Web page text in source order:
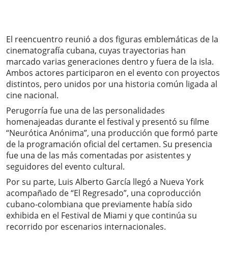
El reencuentro reunió a dos figuras emblemáticas de la
cinematografía cubana, cuyas trayectorias han
marcado varias generaciones dentro y fuera de la isla.
Ambos actores participaron en el evento con proyectos
distintos, pero unidos por una historia común ligada al
cine nacional.
Perugorría fue una de las personalidades
homenajeadas durante el festival y presentó su filme
“Neurótica Anónima”, una producción que formó parte
de la programación oficial del certamen. Su presencia
fue una de las más comentadas por asistentes y
seguidores del evento cultural.
Por su parte, Luis Alberto García llegó a Nueva York
acompañado de “El Regresado”, una coproducción
cubano-colombiana que previamente había sido
exhibida en el Festival de Miami y que continúa su
recorrido por escenarios internacionales.